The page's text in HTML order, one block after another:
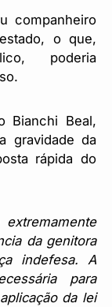
companheiro
o que,
poderia
Bianchi Beal,
gravidade da
rápida do
da genitora
indefesa. A
para
da lei